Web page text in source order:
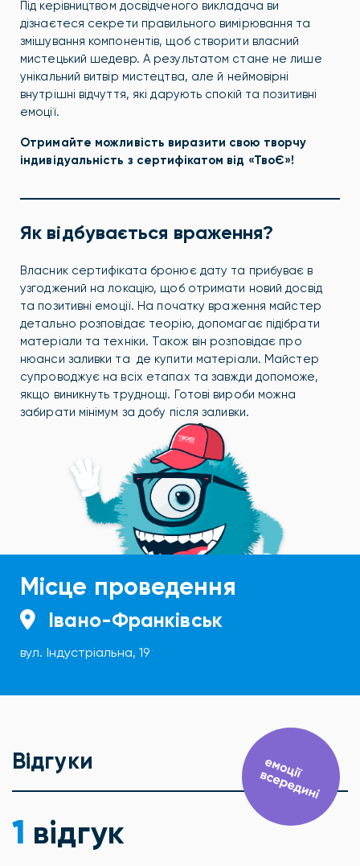
Під керівництвом досвідченого викладача ви
дізнаєтеся секрети правильного вимірювання та
змішування компонентів, щоб створити власний
мистецький шедевр. А результатом стане не лише
унікальний витвір мистецтва, але й неймовірні
внутрішні відчуття, які дарують спокій та позитивні
емоції.
Отримайте можливість виразити свою творчу
індивідуальність з сертифікатом від «ТвоЄ»!
Як відбувається враження?
Власник сертифіката бронює дату та прибуває в
узгоджений на локацію, щоб отримати новий досвід
та позитивні емоції. На початку враження майстер
детально розповідає теорію, допомагає підібрати
матеріали та техніки. Також він розповідає про
нюанси заливки та де купити матеріали. Майстер
супроводжує на всіх етапах та завжди допоможе,
якщо виникнуть труднощі. Готові вироби можна
забирати мінімум за добу після заливки.
Місце проведення
Івано-Франківськ
вул. Індустріальна, 19
Відгуки
1 відгук